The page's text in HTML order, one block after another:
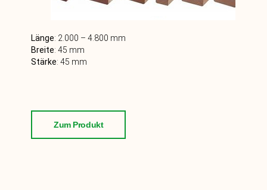
Länge: 2.000 – 4.800 mm
Breite: 45 mm
Stärke:45 mm
Zum Produkt